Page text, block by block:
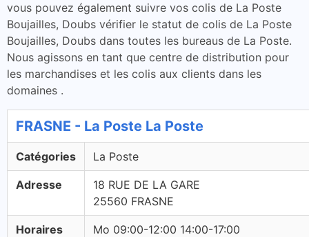
vous pouvez également suivre vos colis de La Poste
Boujailles, Doubs vérifier le statut de colis de La Poste
Boujailles, Doubs dans toutes les bureaus de La Poste.
Nous agissons en tant que centre de distribution pour
les marchandises et les colis aux clients dans les
domaines .
FRASNE - La Poste La Poste
Catégories La Poste
Adresse
18 RUE DE LA GARE
25560 FRASNE
Horaires
Mo 09:00-12:00 14:00-17:00